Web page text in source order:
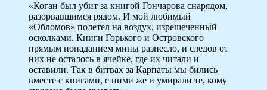
«Коган был убит за книгой Гончарова снарядом,
разорвавшимся рядом. И мой любимый
«Обломов» полетел на воздух, изрешеченный
осколками. Книги Горького и Островского
прямым попаданием мины разнесло, и следов от
них не осталось в ячейке, где их читали и
оставили. Так в битвах за Карпаты мы бились
вместе с книгами, с ними же и умирали те, кому